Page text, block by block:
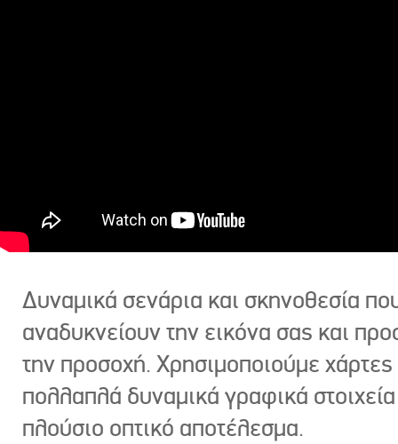
Δυναμικά σενάρια και σκηνοθεσία
αναδυκνείουν την εικόνα σας και
την προσοχή. Χρησιμοποιούμε χάρτες
πολλαπλά δυναμικά γραφικά στοιχεία
πλούσιο οπτικό αποτέλεσμα.